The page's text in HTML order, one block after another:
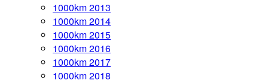
1000km 2013
1000km 2014
1000km 2015
1000km 2016
1000km 2017
1000km 2018